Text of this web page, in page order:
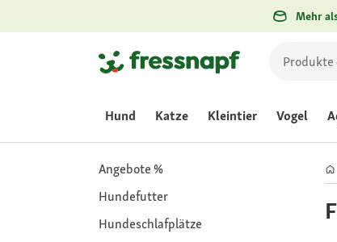
Mehr
Hund Katze Kleintier Vogel
Angebote %
Hundefutter
Hundeschlafplätze